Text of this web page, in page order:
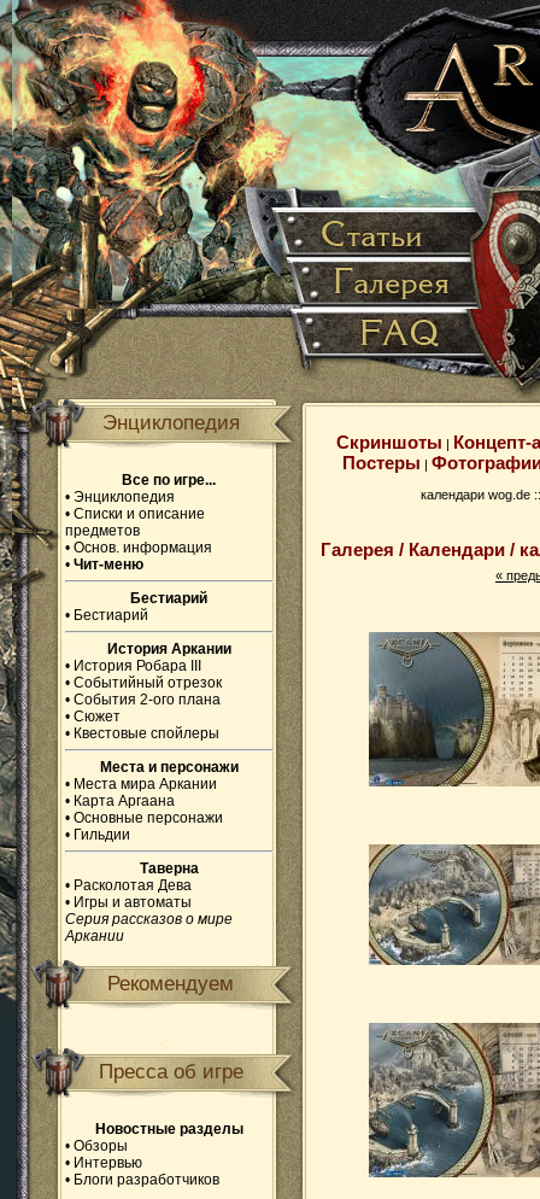
Энциклопедия
Все по игре...
• Энциклопедия
• Списки и описание
предметов
• Основ. информация
• Чит-меню
Бестиарий
• Бестиарий
История Аркании
• История Робара III
• Событийный отрезок
• События 2-ого плана
• Сюжет
• Квестовые спойлеры
Места и персонажи
• Места мира Аркании
• Карта Аргаана
• Основные персонажи
• Гильдии
Таверна
• Расколотая Дева
• Игры и автоматы
Серия рассказов о мире
Аркании
Рекомендуем
Пресса об игре
Новостные разделы
• Обзоры
• Интервью
• Блоги разработчиков
Скриншоты | Концепт-
Постеры |
календари wog.de
Галерея / Календари /
«